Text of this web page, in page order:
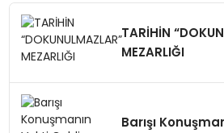
TARİHİN
MEZARLIĞI
Barışı